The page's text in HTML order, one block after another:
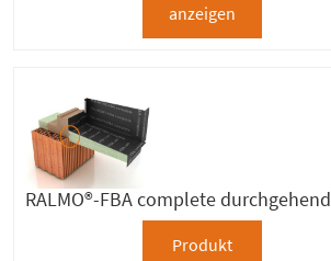
anzeigen
RALMO®-FBA complete durchgehend
Produkt